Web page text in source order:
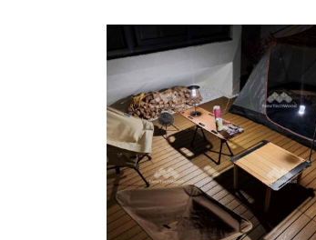
頂樓露臺小營地
快組地板 / 陽台露台